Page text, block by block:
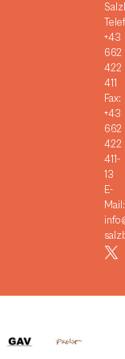
+43
662
422
411
Fax:
+43
662
422
411-
13
E-
Mail: